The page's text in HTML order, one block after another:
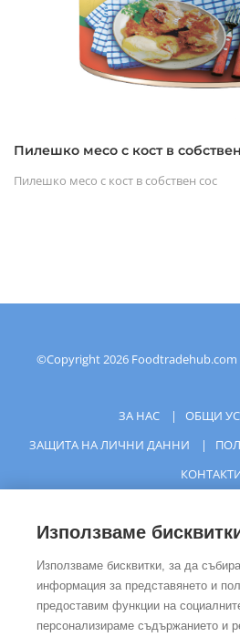
Пилешко месо с кост в
Пилешко месо с кост в собствен сос
©Copyright2026 Foodtradehub.com
ЗА НАС| ОБЩИ
ЗАЩИТА НА ЛИЧНИ ДАННИ |
Използваме
Използваме бисквитки, за да
информация за представянето и
предоставим функции на
персонализираме съдържанието и